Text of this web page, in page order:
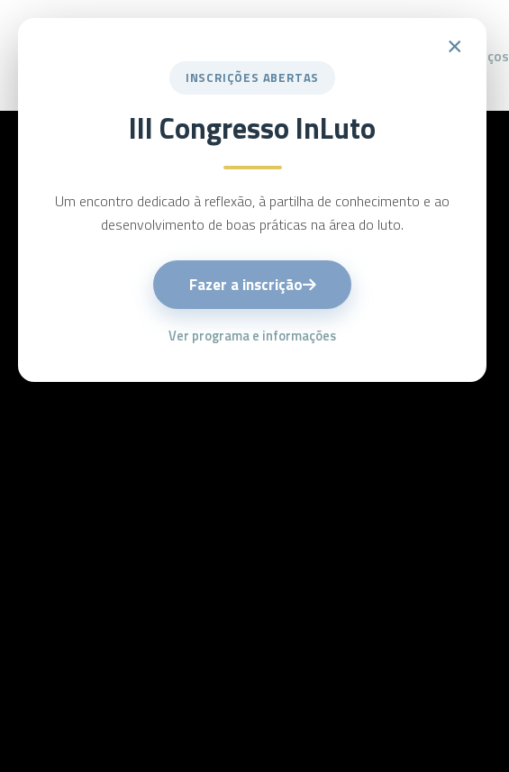
Serviços
×
INSCRIÇÕES ABERTAS
III Congresso InLuto
Um encontro dedicado à reflexão, à partilha de conhecimento e ao
desenvolvimento de boas práticas na área do luto.
Fazer a inscrição
Ver programa e informações